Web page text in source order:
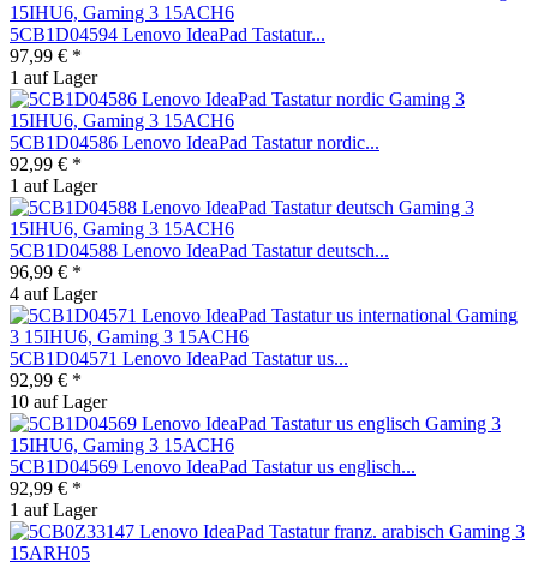
5CB1D04594 Lenovo IdeaPad Tastatur...
97,99 € *
1 auf Lager
5CB1D04586 Lenovo IdeaPad Tastatur nordic...
92,99 € *
1 auf Lager
5CB1D04588 Lenovo IdeaPad Tastatur deutsch...
96,99 € *
4 auf Lager
5CB1D04571 Lenovo IdeaPad Tastatur us...
92,99 € *
10 auf Lager
5CB1D04569 Lenovo IdeaPad Tastatur us englisch...
92,99 € *
1 auf Lager